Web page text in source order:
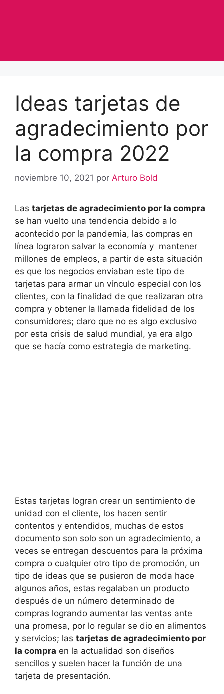
Ideas tarjetas de
agradecimiento por
la compra 2022
noviembre 10, 2021 por Arturo Bold
Las tarjetas de agradecimiento por la compra
se han vuelto una tendencia debido a lo
acontecido por la pandemia, las compras en
línea lograron salvar la economía y mantener
millones de empleos, a partir de esta situación
es que los negocios enviaban este tipo de
tarjetas para armar un vínculo especial con los
clientes, con la finalidad de que realizaran otra
compra y obtener la llamada fidelidad de los
consumidores; claro que no es algo exclusivo
por esta crisis de salud mundial, ya era algo
que se hacía como estrategia de marketing.
Estas tarjetas logran crear un sentimiento de
unidad con el cliente, los hacen sentir
contentos y entendidos, muchas de estos
documento son solo son un agradecimiento, a
veces se entregan descuentos para la próxima
compra o cualquier otro tipo de promoción, un
tipo de ideas que se pusieron de moda hace
algunos años, estas regalaban un producto
después de un número determinado de
compras logrando aumentar las ventas ante
una promesa, por lo regular se dio en alimentos
y servicios; las tarjetas de agradecimiento por
la compra en la actualidad son diseños
sencillos y suelen hacer la función de una
tarjeta de presentación.